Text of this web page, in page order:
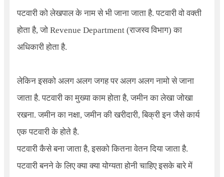
पटवारी को लेखपाल के नाम से भी जाना जाता है. पटवारी वो वक्ती
होता है, जो Revenue Department(राजस्व विभाग) का
अधिकारी होता है.
लेकिन इसको अलग अलग जगह पर अलग अलग नामो से जाना
जाता है. पटवारी का मुख्या काम होता है, जमीन का लेखा जोखा
रखना. जमीन का नक्षा, जमीन की खरीदारी, बिक्री इन जैसे कार्य
एक पटवारी के होते है.
पटवारी कैसे बना जाता है, इसको कितना वेतन दिया जाता है.
पटवारी बनने के लिए क्या क्या योग्यता होनी चाहिए इसके बारे में